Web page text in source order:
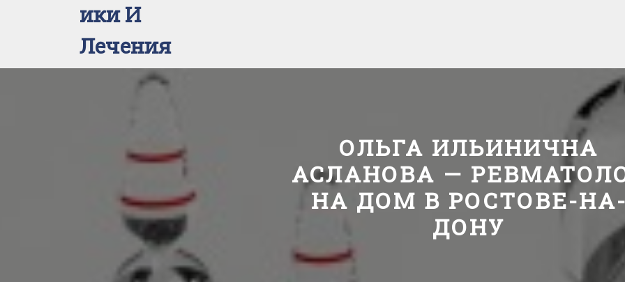
Ики И
Лечения
ОЛЬГА ИЛЬИНИЧНА
АСЛАНОВА —
НА ДОМ В РОСТОВЕ-
ДОНУ